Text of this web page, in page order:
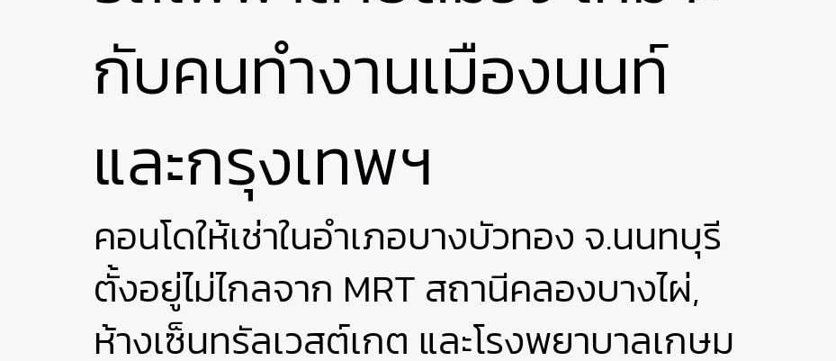
คอนโดให้เช่าในอำเภอบางบัวทอง จ.นนทบุรี
ตั้งอยู่ไม่ไกลจาก MRT สถานีคลองบางไผ่,
ห้างเซ็นทรัลเวสต์เกต และโรงพยาบาลเกษม
กับคนทำงานเมืองนนท์
และกรุงเทพฯ